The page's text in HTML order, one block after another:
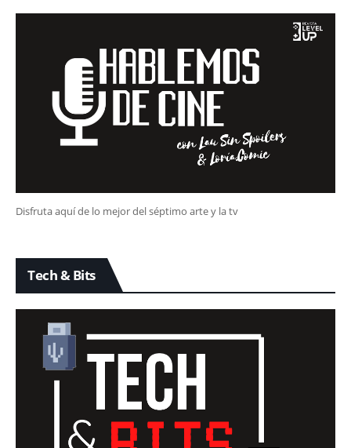
Disfruta aquí de lo mejor del séptimo arte y la tv
Tech & Bits